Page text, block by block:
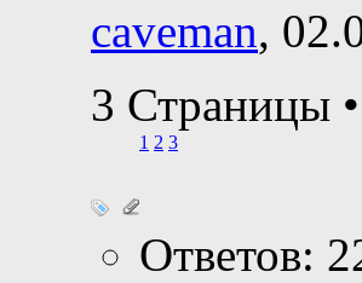
caveman,
3 Страницы •
1 2 3
Ответов: